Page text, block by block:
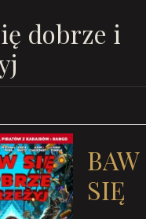
dobrze i
BAW
SIĘ